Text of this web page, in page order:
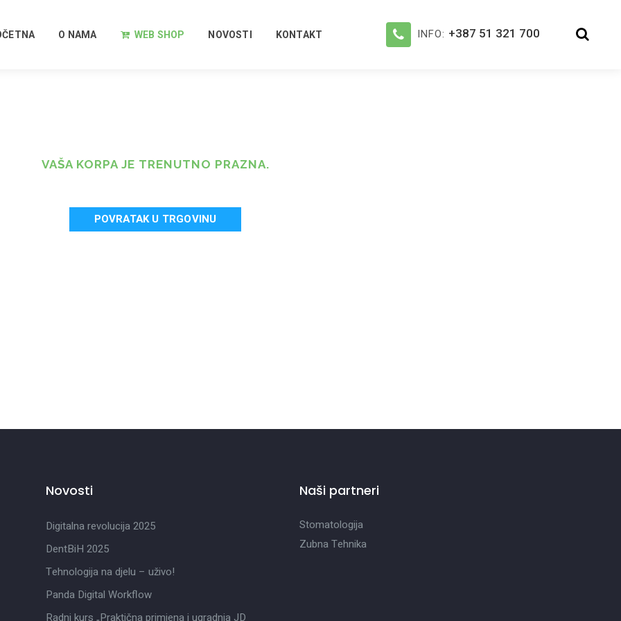
INFO: +387 51 321 700
O NAMA WEB SHOP NOVOSTI KONTAKT
VAŠA KORPA JE TRENUTNO PRAZNA.
POVRATAK U TRGOVINU
Novosti
Digitalna revolucija 2025
DentBiH 2025
Tehnologija na djelu – uživo!
Panda Digital Workflow
Radni kurs „Praktična primjena i ugradnja JD
Naši partneri
Stomatologija
Zubna Tehnika